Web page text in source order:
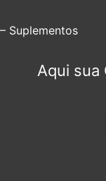
– Suplementos
Aqui sua